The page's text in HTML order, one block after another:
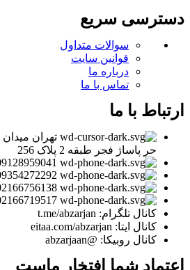
دسترسی سریع
سوالات متداول
قوانین سایت
درباره ما
تماس با ما
ارتباط با ما
تهران
حر پاساژ فجر طبقه 2 پلاک 256
کانال تلگرام: t.me/abzarjan
کانال ایتا: eitaa.com/abzarjan
کانال روبیکا: @abzarjaan
اعتماد شما افتخار ماست